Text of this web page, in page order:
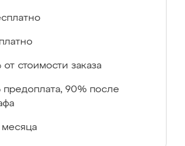
от стоимости заказа
предоплата, 90% после
месяца